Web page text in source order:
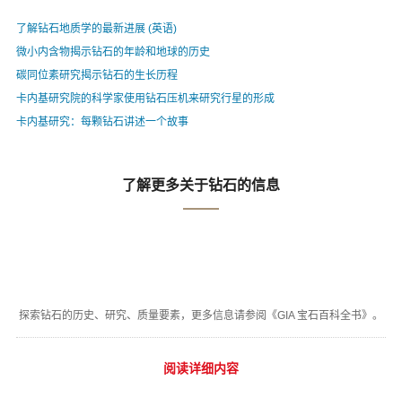
了解钻石地质学的最新进展 (英语)
微小内含物揭示钻石的年龄和地球的历史
碳同位素研究揭示钻石的生长历程
卡内基研究院的科学家使用钻石压机来研究行星的形成
卡内基研究：每颗钻石讲述一个故事
了解更多关于钻石的信息
探索钻石的历史、研究、质量要素，更多信息请参阅《GIA 宝石百科全书》。
阅读详细内容